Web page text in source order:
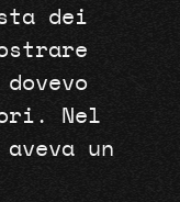
dei
Nel
un